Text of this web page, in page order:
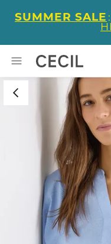
SUMMER SALE